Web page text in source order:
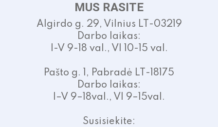
MUS RASITE
Algirdo g. 29, Vilnius LT-03219
Darbo laikas:
I-V 9-18 val., VI 10-15 val.
Pašto g. 1, Pabradė LT-18175
Darbo laikas:
I–V 9–18val., VI 9–15val.
Susisiekite: